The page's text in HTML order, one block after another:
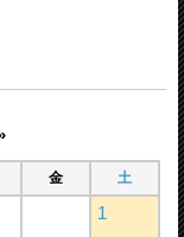
金 土
1